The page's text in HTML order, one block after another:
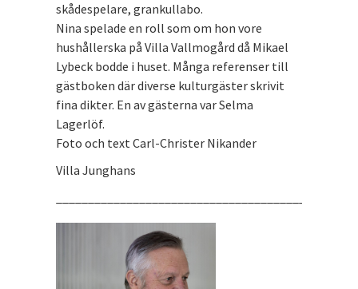
skådespelare, grankullabo.
Nina spelade en roll som om hon vore
hushållerska på Villa Vallmogård då Mikael
Lybeck bodde i huset. Många referenser till
gästboken där diverse kulturgäster skrivit
fina dikter. En av gästerna var Selma
Lagerlöf.
Foto och text Carl-Christer Nikander
Villa Junghans